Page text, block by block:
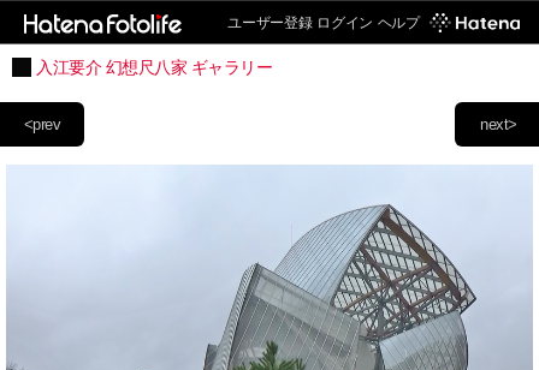
ユーザー登録 ログイン ヘルプ
入江要介 幻想尺八家 ギャラリー
next>
<prev